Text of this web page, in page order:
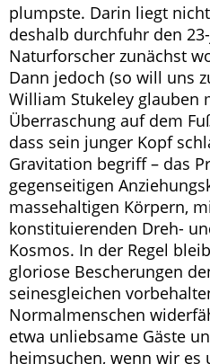
plumpste. Darin liegt
deshalb durchfuhr den
Naturforscher zunächst
Dann jedoch (so will uns
William Stukeley glauben
Überraschung auf dem
dass sein junger Kopf
Gravitation begriff – das
gegenseitigen
massehaltigen Körpern,
konstituierenden Dreh-
Kosmos. In der Regel
gloriose Bescherungen
seinesgleichen
Normalmenschen
etwa unliebsame Gäste
heimsuchen, wenn wir es